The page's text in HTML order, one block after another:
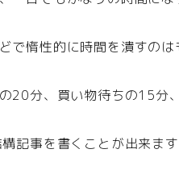
で惰性的に時間を潰すのは
20分、買い物待ちの15分
記事を書くことが出来ま